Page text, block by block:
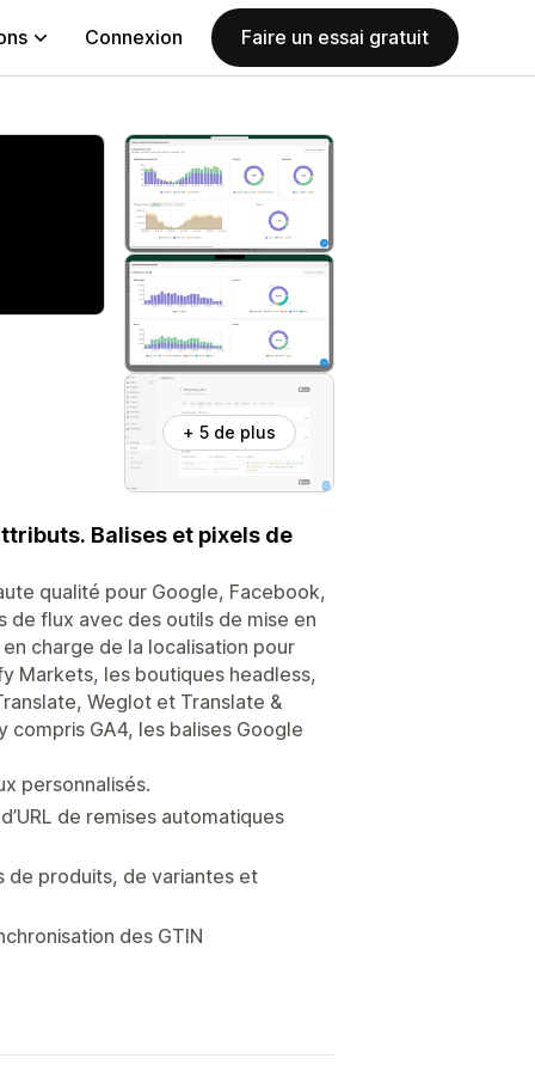
Connexion Faire un essai gratuit
+ 5 de plus
Balises et pixels de
qualité pour Google, Facebook,
de flux avec des outils de mise en
charge de la localisation pour
Markets, les boutiques headless,
Weglot et Translate &
compris GA4, les balises Google
personnalisés.
de remises automatiques
de produits, de variantes et
des GTIN